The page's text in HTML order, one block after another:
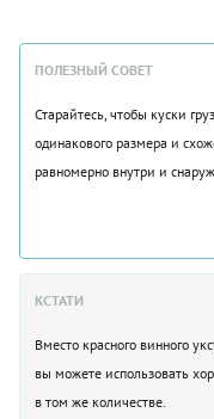
ПОЛЕЗНЫЙ СОВЕТ
Старайтесь, чтобы куски
одинакового размера и
равномерно внутри и
КСТАТИ
Вместо красного винного
вы можете использовать
в том же количестве.